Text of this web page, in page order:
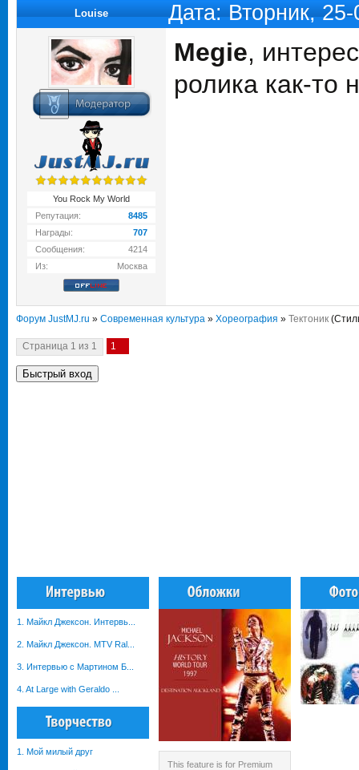
Louise Дата: Вторник,
You Rock My World
Репутация:
8485
Награды:
707
Сообщения:
4214
Из:
Москва
Megie,
ролика как-
Форум JustMJ.ru » Современная культура » Хореография » Тектоник
Страница 1 из 1 1
1. Майкл Джексон. Интервь...
2. Майкл Джексон. MTV Ral...
3. Интервью с Мартином Б...
4. At Large with Geraldo ...
1. Мой милый друг
This feature is for Premium